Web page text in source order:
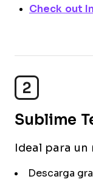
Check out
2
Sublime
Ideal para
Descarga